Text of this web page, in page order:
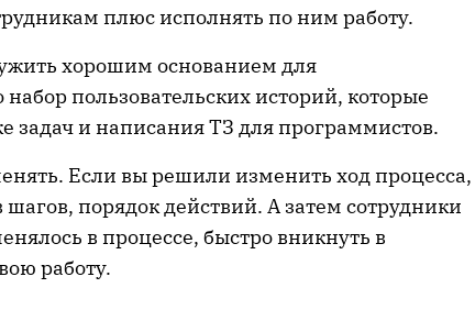
плюс исполнять по ним работу.
хорошим основанием для
пользовательских историй, которые
задач и написания ТЗ для программистов.
Если вы решили изменить ход процесса,
шагов, порядок действий. А затем сотрудники
в процессе, быстро вникнуть в
работу.